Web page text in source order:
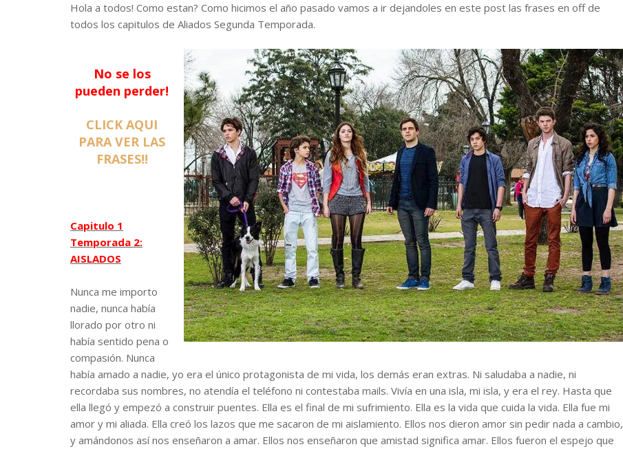
Hola a todos! Como estan? Como hicimos el año pasado vamos a ir dejandoles en este post las frases en off de
todos los capitulos de Aliados Segunda Temporada.
No se los
pueden perder!
CLICK AQUI
PARA VER LAS
FRASES!!
Capitulo 1
Temporada 2:
AISLADOS
Nunca me importo
nadie, nunca había
llorado por otro ni
había sentido pena o
compasión. Nunca
había amado a nadie, yo era el único protagonista de mi vida, los demás eran extras. Ni saludaba a nadie, ni
recordaba sus nombres, no atendía el teléfono ni contestaba mails. Vivía en una isla, mi isla, y era el rey. Hasta que
ella llegó y empezó a construir puentes. Ella es el final de mi sufrimiento. Ella es la vida que cuida la vida. Ella fue mi
amor y mi aliada. Ella creó los lazos que me sacaron de mi aislamiento. Ellos nos dieron amor sin pedir nada a cambio,
y amándonos así nos enseñaron a amar. Ellos nos enseñaron que amistad significa amar. Ellos fueron el espejo que